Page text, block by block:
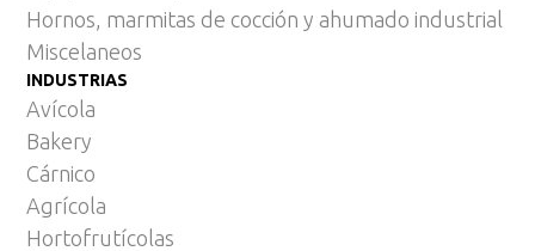
Hornos, marmitas de cocción y ahumado industrial
Miscelaneos
INDUSTRIAS
Avícola
Bakery
Cárnico
Agrícola
Hortofrutícolas